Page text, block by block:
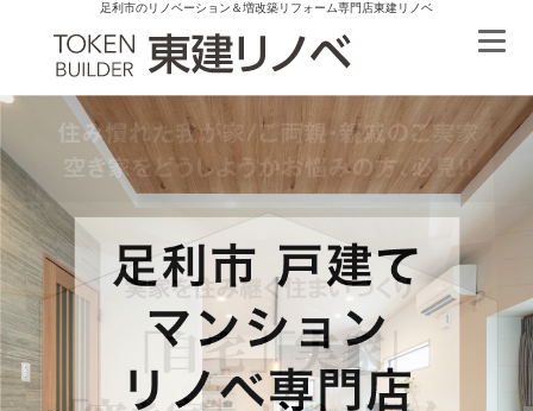
足利市のリノベーション＆増改築リフォーム専門店東建リノベ